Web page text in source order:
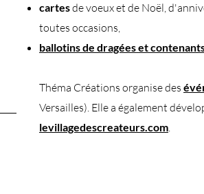
cartesde voeux et de Noël,
toutes occasions,
ballotins de dragéeset
Théma Créations organise des
Versailles). Elle a également
levillagedescreateurs.com.